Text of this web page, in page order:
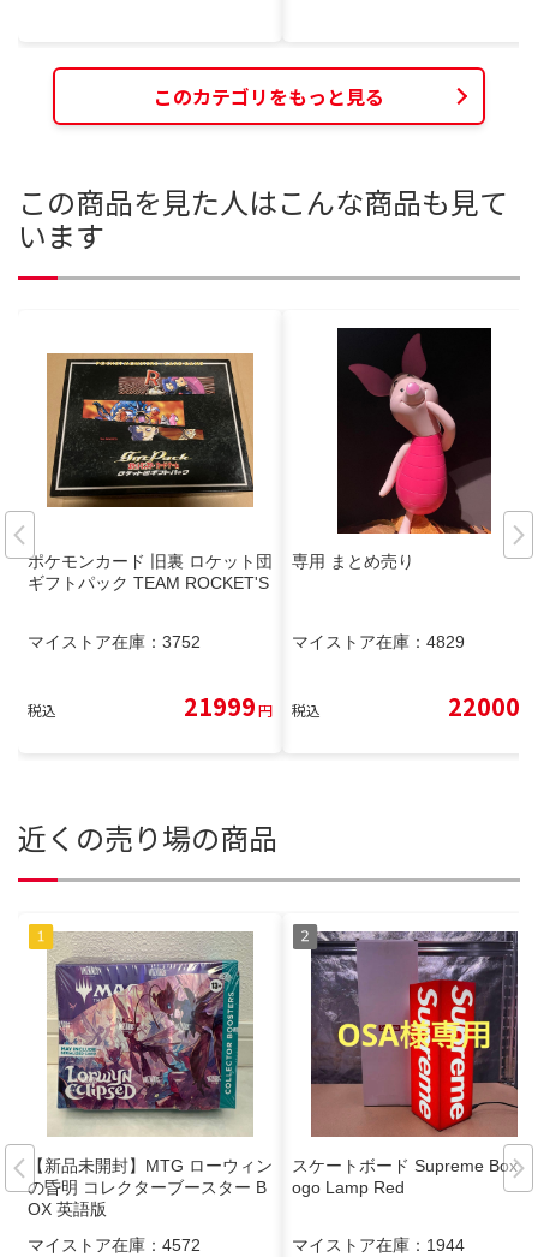
このカテゴリをもっと見る
この商品を見た人はこんな商品も見て
います
ポケモンカード 旧裏 ロケット団
ギフトパック TEAM ROCKET'S
マイストア在庫： 3752
税込 21999円
専用 まとめ売り
マイストア在庫： 4829
税込 22000
近くの売り場の商品
【新品未開封】MTG ローウィン
の昏明 コレクターブースター B
OX 英語版
マイストア在庫： 4572
スケートボード Supreme Box L
ogo Lamp Red
マイストア在庫： 1944